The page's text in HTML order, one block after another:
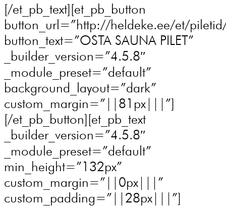
[/et_pb_text][et_pb_button
button_url=”http://heldeke.ee/et/
button_text=”OSTA SAUNA PILET”
_builder_version=”4.5.8″
_module_preset=”default”
background_layout=”dark”
custom_margin=”||81px|||”]
[/et_pb_button][et_pb_text
_builder_version=”4.5.8″
_module_preset=”default”
min_height=”132px”
custom_margin=”||0px|||”
custom_padding=”||28px|||”]